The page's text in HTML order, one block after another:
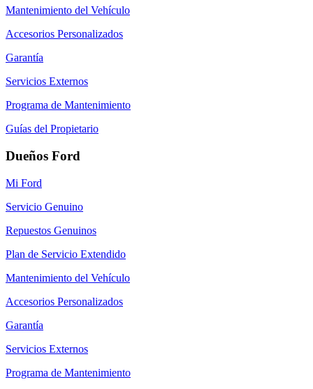
Mantenimiento del Vehículo
Accesorios Personalizados
Garantía
Servicios Externos
Programa de Mantenimiento
Guías del Propietario
Dueños Ford
Mi Ford
Servicio Genuino
Repuestos Genuinos
Plan de Servicio Extendido
Mantenimiento del Vehículo
Accesorios Personalizados
Garantía
Servicios Externos
Programa de Mantenimiento